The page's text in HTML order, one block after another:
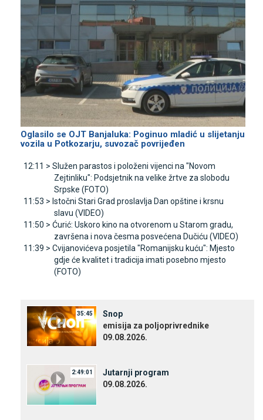
Oglasilo se OЈT Banjaluka: Poginuo mladić u slijetanju
vozila u Potkozarju, suvozač povrijeđen
12:11 > Služen parastos i položeni vijenci na "Novom
Zejtinliku": Podsjetnik na velike žrtve za slobodu
Srpske (FOTO)
11:53 > Istočni Stari Grad proslavlja Dan opštine i krsnu
slavu (VIDEO)
11:50 > Ćurić: Uskoro kino na otvorenom u Starom gradu,
završena i nova česma posvećena Dučiću (VIDEO)
11:39 > Cvijanovićeva posjetila "Romanijsku kuću": Mjesto
gdje će kvalitet i tradicija imati posebno mjesto
(FOTO)
35:45
Snop
emisija za poljoprivrednike
09.08.2026.
2:49:01
Јutarnji program
09.08.2026.